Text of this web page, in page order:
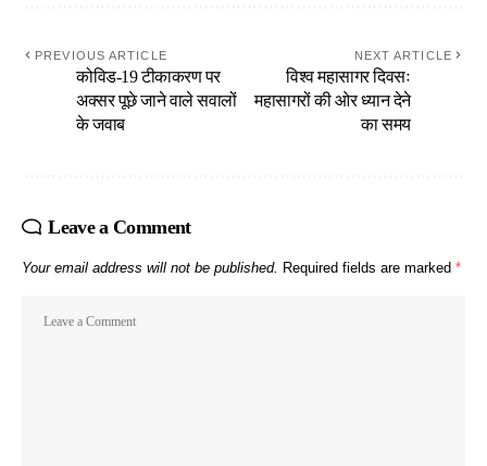
PREVIOUS ARTICLE
कोविड-19 टीकाकरण पर
अक्सर पूछे जाने वाले सवालों
के जवाब
NEXT ARTICLE
विश्व महासागर दिवसः
महासागरों की ओर ध्यान देने
का समय
Leave a Comment
Your email address will not be published. Required fields are marked *